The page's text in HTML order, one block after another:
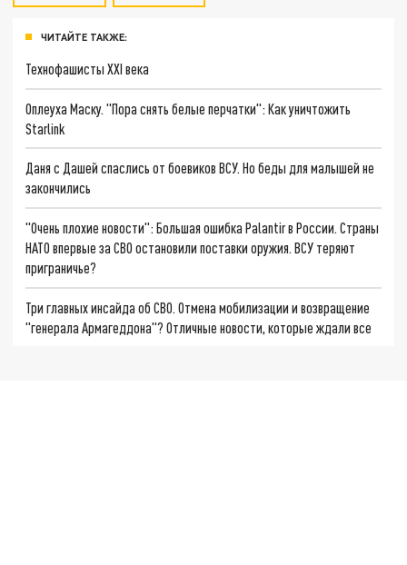
ЧИТАЙТЕ ТАКЖЕ:
Технофашисты XXI века
Оплеуха Маску. "Пора снять белые перчатки": Как уничтожить
Starlink
Даня с Дашей спаслись от боевиков ВСУ. Но беды для малышей не
закончились
"Очень плохие новости": Большая ошибка Palantir в России. Страны
НАТО впервые за СВО остановили поставки оружия. ВСУ теряют
приграничье?
Три главных инсайда об СВО. Отмена мобилизации и возвращение
"генерала Армагеддона"? Отличные новости, которые ждали все